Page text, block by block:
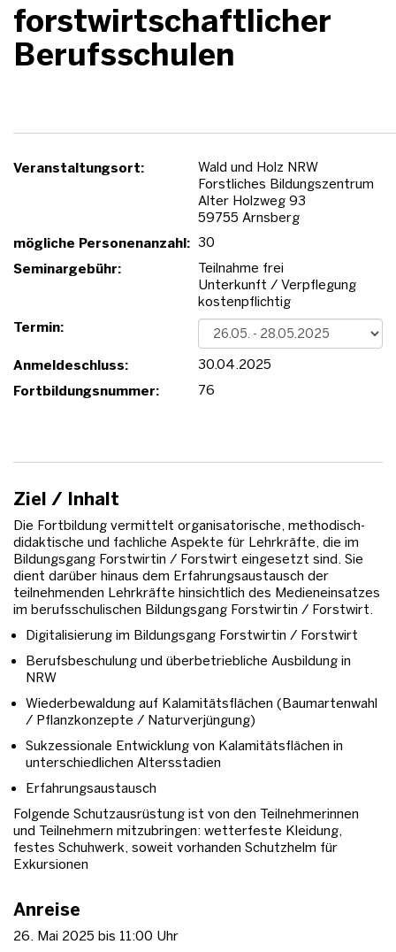
forstwirtschaftlicher
Berufsschulen
Veranstaltungsort:
Wald und Holz NRW
Forstliches Bildungszentrum
Alter Holzweg 93
59755 Arnsberg
mögliche Personenanzahl: 30
Seminargebühr:
Teilnahme frei
Unterkunft / Verpflegung
kostenpflichtig
Termin:
Anmeldeschluss:
30.04.2025
Fortbildungsnummer:
76
Ziel / Inhalt
Die Fortbildung vermittelt organisatorische, methodisch-
didaktische und fachliche Aspekte für Lehrkräfte, die im
Bildungsgang Forstwirtin / Forstwirt eingesetzt sind. Sie
dient darüber hinaus dem Erfahrungsaustausch der
teilnehmenden Lehrkräfte hinsichtlich des Medieneinsatzes
im berufsschulischen Bildungsgang Forstwirtin / Forstwirt.
Digitalisierung im Bildungsgang Forstwirtin / Forstwirt
Berufsbeschulung und überbetriebliche Ausbildung in
NRW
Wiederbewaldung auf Kalamitätsflächen (Baumartenwahl
/ Pflanzkonzepte / Naturverjüngung)
Sukzessionale Entwicklung von Kalamitätsflächen in
unterschiedlichen Altersstadien
Erfahrungsaustausch
Folgende Schutzausrüstung ist von den Teilnehmerinnen
und Teilnehmern mitzubringen: wetterfeste Kleidung,
festes Schuhwerk, soweit vorhanden Schutzhelm für
Exkursionen
Anreise
26. Mai 2025 bis 11:00 Uhr